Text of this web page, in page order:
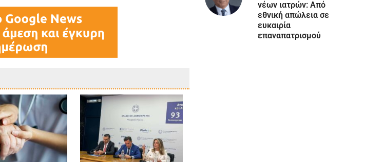
νέων ιατρών: Aπό
εθνική απώλεια σε
ευκαιρία
επαναπατρισμού